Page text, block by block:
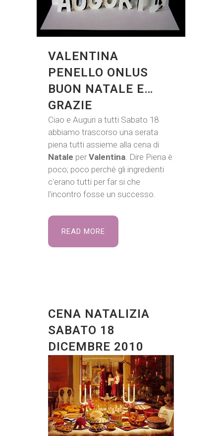
VALENTINA
PENELLO ONLUS
BUON NATALE E…
GRAZIE
Ciao e Auguri a tutti Sabato 18
abbiamo trascorso una serata
piena tutti assieme alla cena di
Natale per Valentina. Dire Piena è
poco; poco perchè gli ingredienti
c'erano tutti per far si che
l'incontro fosse un successo.
READ MORE
CENA NATALIZIA
SABATO 18
DICEMBRE 2010